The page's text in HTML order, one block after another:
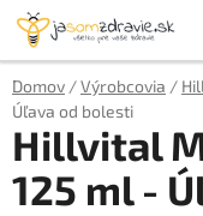
Prejsť
obsah
Domov /Výrobcovia /
Úľava od bolesti
Hillvital
125 ml -